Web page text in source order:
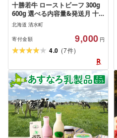
十勝若牛 ローストビーフ 300g
600g 選べる内容量&発送月 十
勝清水 牛肉 肉 国産 ブランド牛
贈り物 赤身肉 低脂肪 低カロリ
ー 肉汁 柔らかな肉質 脂が苦手
な方におすすめ ヘルシー 高タ
ンパク 北海道 清水町 送料無料
北海道 清水町
寄付金額 9,000 円
4.0 (7件)